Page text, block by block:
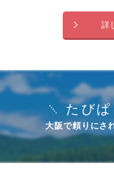
詳
大阪で頼りにさ
たび